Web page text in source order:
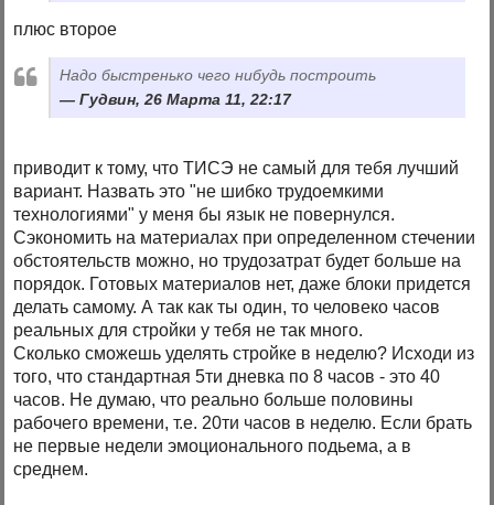
плюс второе
Надо быстренько чего нибудь построить
Гудвин, 26 Марта 11, 22:17
приводит к тому, что ТИСЭ не самый для тебя лучший
вариант. Назвать это "не шибко трудоемкими
технологиями" у меня бы язык не повернулся.
Сэкономить на материалах при определенном стечении
обстоятельств можно, но трудозатрат будет больше на
порядок. Готовых материалов нет, даже блоки придется
делать самому. А так как ты один, то человеко часов
реальных для стройки у тебя не так много.
Сколько сможешь уделять стройке в неделю? Исходи из
того, что стандартная 5ти дневка по 8 часов - это 40
часов. Не думаю, что реально больше половины
рабочего времени, т.е. 20ти часов в неделю. Если брать
не первые недели эмоционального подьема, а в
среднем.